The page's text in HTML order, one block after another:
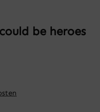
be heroes